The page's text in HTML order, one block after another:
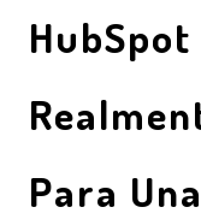
HubSpot
Para